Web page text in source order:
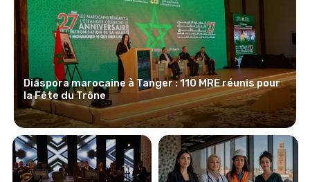
Diaspora marocaine à Tanger : 110 MRE réunis pour
la Fête du Trône